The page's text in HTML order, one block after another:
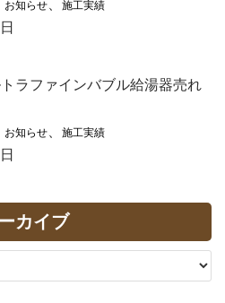
お知らせ 施工実績
ラファインバブル給湯器売れ
お知らせ 施工実績
カイブ